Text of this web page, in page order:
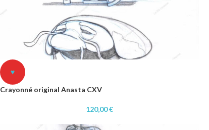
♥
Crayonné original Anasta CXV
120,00€